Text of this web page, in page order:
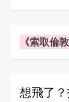
《索取倫
想飛了？